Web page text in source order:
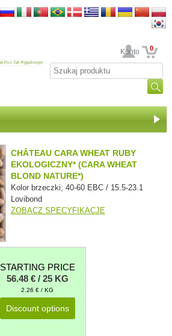
Twoje Konto 0
CHÂTEAU CARA WHEAT RUBY
EKOLOGICZNY* (CARA WHEAT
BLOND NATURE*)
Kolor brzeczki; 40-60 EBC / 15.5-23.1
Lovibond
ZOBACZ SPECYFIKACJĘ
STARTING PRICE
56.48 € / 25 KG
2.26 € / KG
Discount options